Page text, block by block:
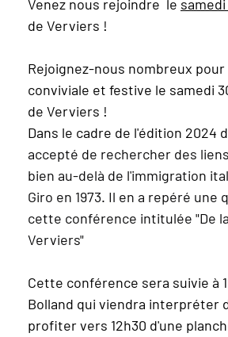
Venez nous rejoindre  le
de Verviers !
Rejoignez-nous nombreux
conviviale et festive le samedi
de Verviers !
Dans le cadre de l'édition 2024
accepté de rechercher des
bien au-delà de l'immigration
Giro en 1973. Il en a repéré
cette conférence intitulée "De
Verviers"
Cette conférence sera suivie à
Bolland qui viendra interpréter
profiter vers 12h30 d'une